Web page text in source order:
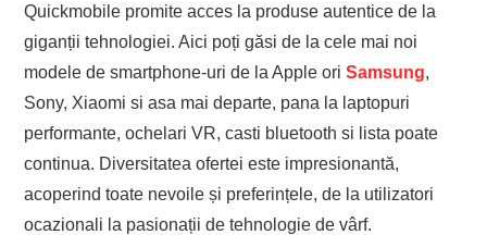
Quickmobile promite acces la produse autentice de la
giganții tehnologiei. Aici poți găsi de la cele mai noi
modele de smartphone-uri de la Apple oriSamsung,
Sony, Xiaomi si asa mai departe, pana la laptopuri
performante, ochelari VR, casti bluetooth si lista poate
continua. Diversitatea ofertei este impresionantă,
acoperind toate nevoile și preferințele, de la utilizatori
ocazionali la pasionații de tehnologie de vârf.